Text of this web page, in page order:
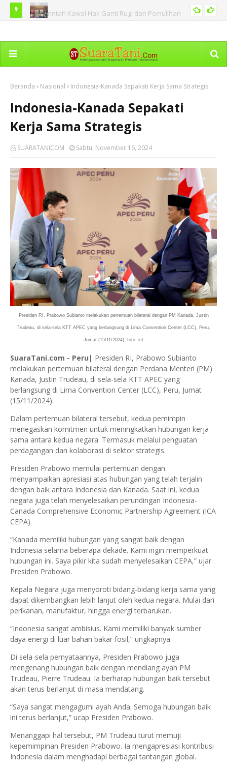
Sepak Bola Dunia
Beranda Nasional Indonesia-Kanada Sepakati Kerja Sama Strategis
Indonesia-Kanada Sepakati
Kerja Sama Strategis
SUARATANICOM Sabtu, November 16, 2024
Presiden RI, Prabowo Subianto melakukan pertemuan bilateral dengan PM Kanada, Justin
Trudeau, di sela-sela KTT APEC yang berlangsung di Lima Convention Center (LCC), Peru,
Jumat (15/11/2024). foto: ist
SuaraTani.com - Peru| Presiden RI, Prabowo Subianto
melakukan pertemuan bilateral dengan Perdana Menteri (PM)
Kanada, Justin Trudeau, di sela-sela KTT APEC yang
berlangsung di Lima Convention Center (LCC), Peru, Jumat
(15/11/2024).
Dalam pertemuan bilateral tersebut, kedua pemimpin
menegaskan komitmen untuk meningkatkan hubungan kerja
sama antara kedua negara. Termasuk melalui penguatan
perdagangan dan kolaborasi di sektor strategis.
Presiden Prabowo memulai pertemuan dengan
menyampaikan apresiasi atas hubungan yang telah terjalin
dengan baik antara Indonesia dan Kanada. Saat ini, kedua
negara juga telah menyelesaikan perundingan Indonesia-
Canada Comprehensive Economic Partnership Agreement (ICA
CEPA).
“Kanada memiliki hubungan yang sangat baik dengan
Indonesia selama beberapa dekade. Kami ingin memperkuat
hubungan ini. Saya pikir kita sudah menyelesaikan CEPA,” ujar
Presiden Prabowo.
Kepala Negara juga menyoroti bidang-bidang kerja sama yang
dapat dikembangkan lebih lanjut oleh kedua negara. Mulai dari
perikanan, manufaktur, hingga energi terbarukan.
“Indonesia sangat ambisius. Kami memiliki banyak sumber
daya energi di luar bahan bakar fosil,” ungkapnya.
Di sela-sela pernyataannya, Presiden Prabowo juga
mengenang hubungan baik dengan mendiang ayah PM
Trudeau, Pierre Trudeau. Ia berharap hubungan baik tersebut
akan terus berlanjut di masa mendatang.
“Saya sangat mengagumi ayah Anda. Semoga hubungan baik
ini terus berlanjut,” ucap Presiden Prabowo.
Menanggapi hal tersebut, PM Trudeau turut memuji
kepemimpinan Presiden Prabowo. Ia mengapresiasi kontribusi
Indonesia dalam menghadapi berbagai tantangan global.